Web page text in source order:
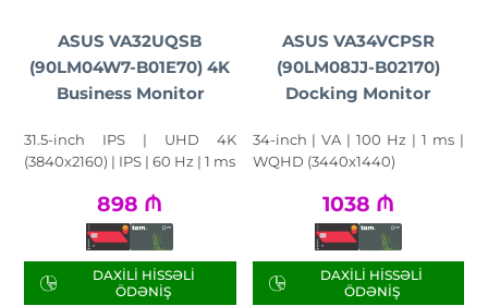
ASUS VA32UQSB
(90LM04W7-B01E70) 4K
Business Monitor
31.5-inch IPS | UHD 4K
(3840x2160) | IPS | 60 Hz | 1 ms
898 ₼
DAXILI HISSƏLI
ÖDƏNIŞ
ASUS VA34VCPSR
(90LM08JJ-B02170)
Docking Monitor
34-inch | VA | 100 Hz | 1 ms |
WQHD (3440x1440)
1038 ₼
DAXILI HISSƏLI
ÖDƏNIŞ